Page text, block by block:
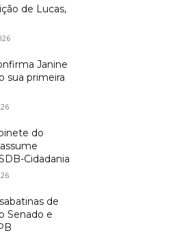
de Lucas,
Janine
sua primeira
do
Cidadania
de
Senado e